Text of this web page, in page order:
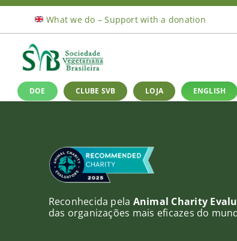
Ir
conteúdo
What we do – Support with a donation
DOE CLUBE SVB LOJA ENGLISH
Reconhecida pela Animal Charity
das organizações mais eficazes do